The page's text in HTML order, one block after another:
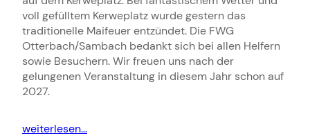
voll gefülltem Kerweplatz wurde gestern das
traditionelle Maifeuer entzündet. Die FWG
Otterbach/Sambach bedankt sich bei allen Helfern
sowie Besuchern. Wir freuen uns nach der
gelungenen Veranstaltung in diesem Jahr schon auf
2027.
weiterlesen…